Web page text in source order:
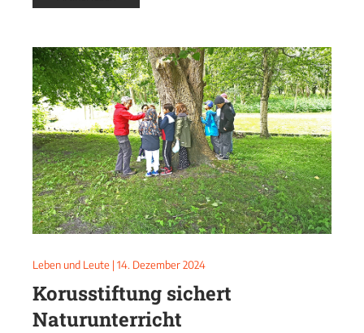
Leben und Leute | 14. Dezember 2024
Korusstiftung sichert
Naturunterricht